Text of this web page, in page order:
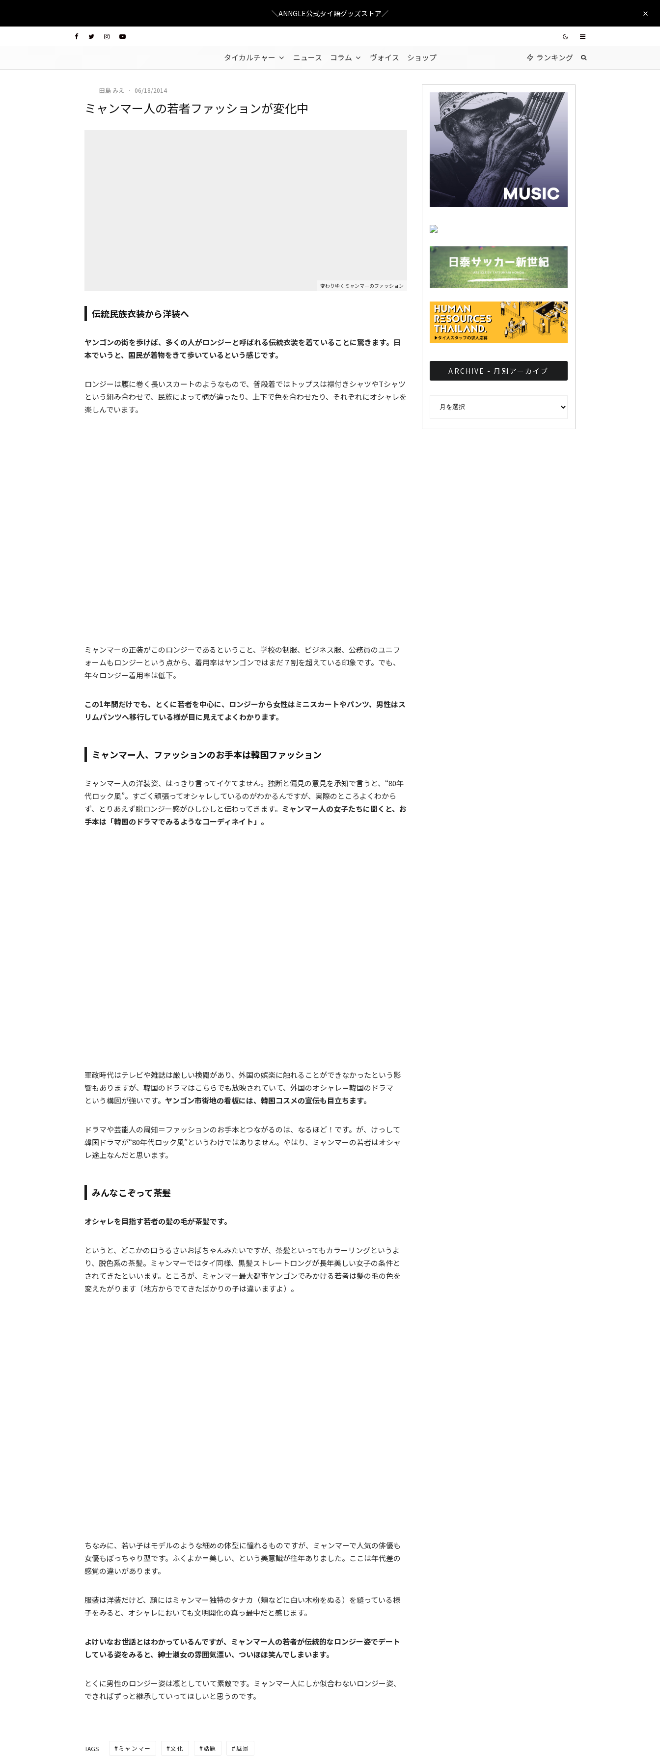
＼ANNGLE公式タイ語グッズストア／
タイカルチャー ニュース コラム ヴォイス ショップ ランキング
田島 みえ · 06/18/2014
ミャンマー人の若者ファッションが変化中
変わりゆくミャンマーのファッション
伝統民族衣装から洋装へ
ヤンゴンの街を歩けば、多くの人がロンジーと呼ばれる伝統衣装を着ていることに驚きます。日
本でいうと、国民が着物をきて歩いているという感じです。
ロンジーは腰に巻く長いスカートのようなもので、普段着ではトップスは襟付きシャツやTシャツ
という組み合わせで、民族によって柄が違ったり、上下で色を合わせたり、それぞれにオシャレを
楽しんでいます。
ミャンマーの正装がこのロンジーであるということ、学校の制服、ビジネス服、公務員のユニフ
ォームもロンジーという点から、着用率はヤンゴンではまだ７割を超えている印象です。でも、
年々ロンジー着用率は低下。
この1年間だけでも、とくに若者を中心に、ロンジーから女性はミニスカートやパンツ、男性はス
リムパンツへ移行している様が目に見えてよくわかります。
ミャンマー人、ファッションのお手本は韓国ファッション
ミャンマー人の洋装姿、はっきり言ってイケてません。独断と偏見の意見を承知で言うと、“80年
代ロック風”。すごく頑張ってオシャレしているのがわかるんですが、実際のところよくわから
ず、とりあえず脱ロンジー感がひしひしと伝わってきます。 ミャンマー人の女子たちに聞くと、お
手本は「韓国のドラマでみるようなコーディネイト」。
軍政時代はテレビや雑誌は厳しい検閲があり、外国の娯楽に触れることができなかったという影
響もありますが、韓国のドラマはこちらでも放映されていて、外国のオシャレ＝韓国のドラマ
という構図が強いです。 ヤンゴン市街地の看板には、韓国コスメの宣伝も目立ちます。
ドラマや芸能人の周知＝ファッションのお手本とつながるのは、なるほど！です。が、けっして
韓国ドラマが“80年代ロック風”というわけではありません。やはり、ミャンマーの若者はオシャ
レ途上なんだと思います。
みんなこぞって茶髪
オシャレを目指す若者の髪の毛が茶髪です。
というと、どこかの口うるさいおばちゃんみたいですが、茶髪といってもカラーリングというよ
り、脱色系の茶髪。ミャンマーではタイ同様、黒髪ストレートロングが長年美しい女子の条件と
されてきたといいます。ところが、ミャンマー最大都市ヤンゴンでみかける若者は髪の毛の色を
変えたがります（地方からでてきたばかりの子は違いますよ）。
ちなみに、若い子はモデルのような細めの体型に憧れるものですが、ミャンマーで人気の俳優も
女優もぽっちゃり型です。ふくよか＝美しい、という美意識が往年ありました。ここは年代差の
感覚の違いがあります。
服装は洋装だけど、顔にはミャンマー独特のタナカ（頬などに白い木粉をぬる）を縫っている様
子をみると、オシャレにおいても文明開化の真っ最中だと感じます。
よけいなお世話とはわかっているんですが、ミャンマー人の若者が伝統的なロンジー姿でデート
している姿をみると、紳士淑女の雰囲気漂い、ついほほ笑んでしまいます。
とくに男性のロンジー姿は凛としていて素敵です。ミャンマー人にしか似合わないロンジー姿、
できればずっと継承していってほしいと思うのです。
TAGS ミャンマー 文化 話題 風景
ARCHIVE - 月別アーカイブ